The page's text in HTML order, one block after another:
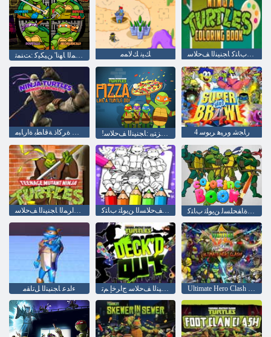
ﺔﻤﻳﺪﻘﻟﺍ ﺔﺳﺭﺪﻤﻟﺍ ﺎﻬﻧﺍ' ﻦﻴﻜﻴﻛ :ﺖﻨﻤﺗ ﻚﻴﻧ ﻚﻟﺎﻤﻣ ﻦﻳﻮﻠﺗ ﺏﺎﺘﻛ ﺎﺠﻨﻴﻨﻟﺍ ﻒﺣﻼ ﺳ
ﺎﺠﻨﻴﻨﻟﺍ ﻒﺣﻼ ﺳ ﺓﺮﻛﺍﺫ ﺔﻗﺎﻄﺑ ﺓﺍﺭﺎﺒﻣ 4 ﺭﺎﺠﺷ ﻭﺮﻴﻫ ﺮﺑﻮﺳ
ﻥﻮﻟﻮﺤﺘﻤﻟﺍ ﻥﻮﻘﻫﺍﺮﻤﻟﺍ ﺎﺠﻨﻴﻨﻟﺍ ﻒﺣﻼ ﺳ ﺎﺠﻨﻴﻨﻟﺍ ﻒﺣﻼ ﺴﻟﺍ ﻦﻳﻮﻠﺗ ﺏﺎﺘﻛ ﺎﺠﻨﻴﻨﻟﺍ ﺓﺎﻔﺤﻠﺴﻟ ﻦﻳﻮﻠﺗ ﺏﺎﺘﻛ
ءﺍﺪﻋ ﺎﺠﻨﻴﻨﻟﺍ ﻞﺗﺎﻘﻣ ﺎﺠﻨﻴﻨﻟﺍ ﻒﺣﻼ ﺳ ﺝﺍﺮﺧﺇ ﻢﺗ Ultimate Hero Clash :ﺯﺮﺠﻨﻳﺭ ﺭﻭﺎﺑ ﺪﺿ ﺎﺠﻨﻴﻨﻟﺍ ﻒﺣﻼ ﺳ